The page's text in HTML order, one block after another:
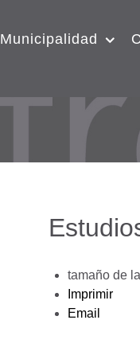
Municipalidad
tamaño de
Imprimir
Email